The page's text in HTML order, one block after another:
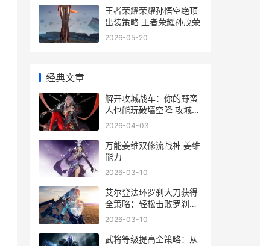
王者荣耀荣耀孙悟空绝顶
出装策略 王者荣耀孙茂荣
2026-05-20
经典文章
解开攻城战车：你的野蛮
人也能玩破墙空降 攻城战
怎么变战车
2026-04-03
万能姜维双修流战神 姜维
能力
2026-03-10
艾尔登法环罗刹大刀获得
全策略：轻松击败罗刹赢
得红刃太刀 艾尔登法环演
2026-03-10
武将等级提高全策略：从